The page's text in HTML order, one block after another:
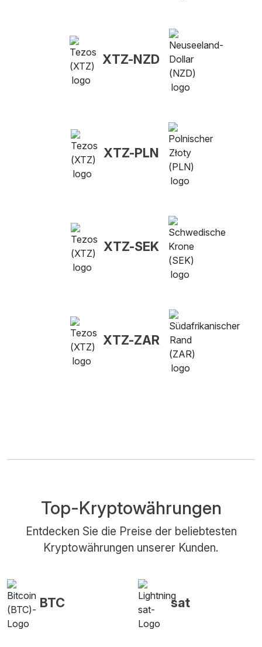
XTZ-NZD
XTZ-PLN
XTZ-SEK
XTZ-ZAR
Top-Kryptowährungen
Entdecken Sie die Preise der beliebtesten
Kryptowährungen unserer Kunden.
BTC sat